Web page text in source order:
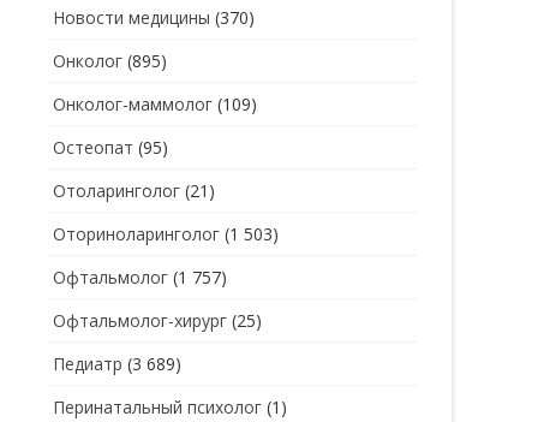
Новости медицины (370)
Онколог (895)
Онколог-маммолог (109)
Остеопат (95)
Отоларинголог (21)
Оториноларинголог (1 503)
Офтальмолог (1 757)
Офтальмолог-хирург (25)
Педиатр (3 689)
Перинатальный психолог (1)